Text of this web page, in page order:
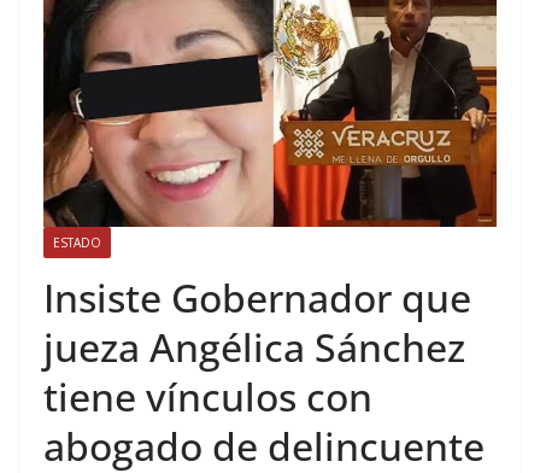
ESTADO
Insiste Gobernador que
jueza Angélica Sánchez
tiene vínculos con
abogado de delincuente